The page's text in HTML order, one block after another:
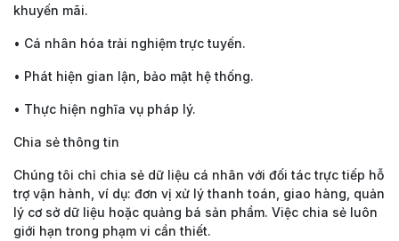
khuyến mãi.
• Cá nhân hóa trải nghiệm trực tuyến.
• Phát hiện gian lận, bảo mật hệ thống.
• Thực hiện nghĩa vụ pháp lý.
Chia sẻ thông tin
Chúng tôi chỉ chia sẻ dữ liệu cá nhân với đối tác trực tiếp hỗ
trợ vận hành, ví dụ: đơn vị xử lý thanh toán, giao hàng, quản
lý cơ sở dữ liệu hoặc quảng bá sản phẩm. Việc chia sẻ luôn
giới hạn trong phạm vi cần thiết.